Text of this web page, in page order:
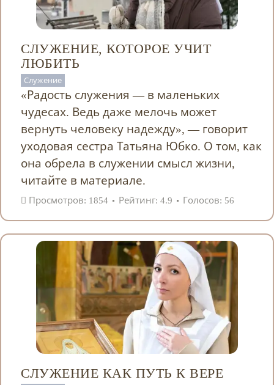
СЛУЖЕНИЕ, КОТОРОЕ УЧИТ
ЛЮБИТЬ
Служение
«Радость служения — в маленьких
чудесах. Ведь даже мелочь может
вернуть человеку надежду», — говорит
уходовая сестра Татьяна Юбко. О том, как
она обрела в служении смысл жизни,
читайте в материале.
Просмотров: 1854 Рейтинг: 4.9 Голосов: 56
СЛУЖЕНИЕ КАК ПУТЬ К ВЕРЕ